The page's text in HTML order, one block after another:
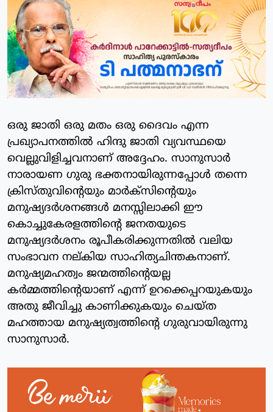
ഒരു ജാതി ഒരു മതം ഒരു ദൈവം എന്ന
പ്രഖ്യാപനത്തില്‍ ഹിന്ദു ജാതി വ്യവസ്ഥയെ
വെല്ലുവിളിച്ചവനാണ് അദ്ദേഹം. സാനുസാര്‍
നാരായണ ഗുരു ഭക്തനായിരുന്നപ്പോള്‍ തന്നെ
ക്രിസ്തുവിന്റെയും മാര്‍ക്‌സിന്റെയും
മനുഷ്യദര്‍ശനങ്ങള്‍ മനസ്സിലാക്കി ഈ
കൊച്ചുകേരളത്തിന്റെ ജനതയുടെ
മനുഷ്യദര്‍ശനം രൂപീകരിക്കുന്നതില്‍ വലിയ
സംഭാവന നല്കിയ സാഹിത്യചിന്തകനാണ്.
മനുഷ്യമഹത്വം ജന്മത്തിന്റെയല്ല
കര്‍മ്മത്തിന്റെയാണ് എന്ന് ഉറക്കെപ്പറയുകയും
അതു ജീവിച്ചു കാണിക്കുകയും ചെയ്ത
മഹത്തായ മനുഷ്യത്വത്തിന്റെ ഗുരുവായിരുന്നു
സാനുസാര്‍.